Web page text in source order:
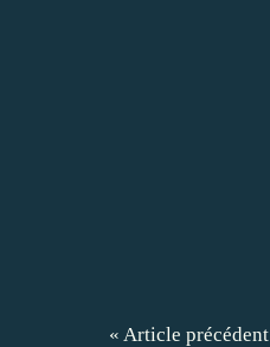
« Article précédent